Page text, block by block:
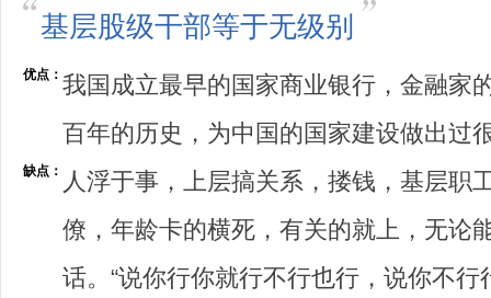
基层股级干部等于无级别
优点： 我国成立最早的国家商业银行，金融家
百年的历史，为中国的国家建设做出过
缺点： 人浮于事，上层搞关系，搂钱，基层职
僚，年龄卡的横死，有关的就上，无论
话。“说你行你就行不行也行，说你不行